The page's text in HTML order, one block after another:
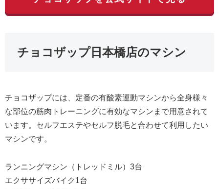
チョコザップ日本橋店のマシン
チョコザップには、定番の有酸素運動マシンから全身様々
な部位の筋肉トレーニングに有効なマシンまで用意されて
います。セルフエステやセルフ脱毛と合わせて利用したい
マシンです。
ランニングマシン（トレッドミル）3台
エクササイズバイク1台